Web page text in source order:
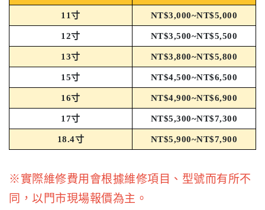
11寸 NT$3,000~NT$5,000
12寸 NT$3,500~NT$5,500
13寸 NT$3,800~NT$5,800
15寸 NT$4,500~NT$6,500
16寸 NT$4,900~NT$6,900
17寸 NT$5,300~NT$7,300
18.4寸 NT$5,900~NT$7,900
※實際維修費用會根據維修項目、型號而有所不
同，以門市現場報價為主。